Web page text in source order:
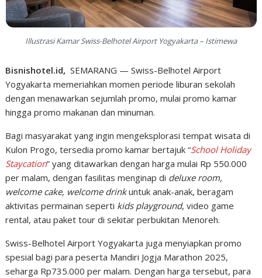
Illustrasi Kamar Swiss-Belhotel Airport Yogyakarta – Istimewa
Bisnishotel.id, SEMARANG — Swiss-Belhotel Airport
Yogyakarta memeriahkan momen periode liburan sekolah
dengan menawarkan sejumlah promo, mulai promo kamar
hingga promo makanan dan minuman.
Bagi masyarakat yang ingin mengeksplorasi tempat wisata di
Kulon Progo, tersedia promo kamar bertajuk “School Holiday
Staycation” yang ditawarkan dengan harga mulai Rp 550.000
per malam, dengan fasilitas menginap di deluxe room,
welcome cake, welcome drinkuntuk anak-anak, beragam
aktivitas permainan seperti kids playground, video game
rental, atau paket tour di sekitar perbukitan Menoreh.
Swiss-Belhotel Airport Yogyakarta juga menyiapkan promo
spesial bagi para peserta Mandiri Jogja Marathon 2025,
seharga Rp735.000 per malam. Dengan harga tersebut, para